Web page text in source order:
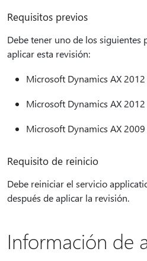
Requisitos previos
Debe tener uno de los siguientes
aplicar esta revisión:
Microsoft Dynamics AX 2012
Microsoft Dynamics AX 2012
Microsoft Dynamics AX 2009
Requisito de reinicio
Debe reiniciar el servicio
después de aplicar la revisión.
Información de